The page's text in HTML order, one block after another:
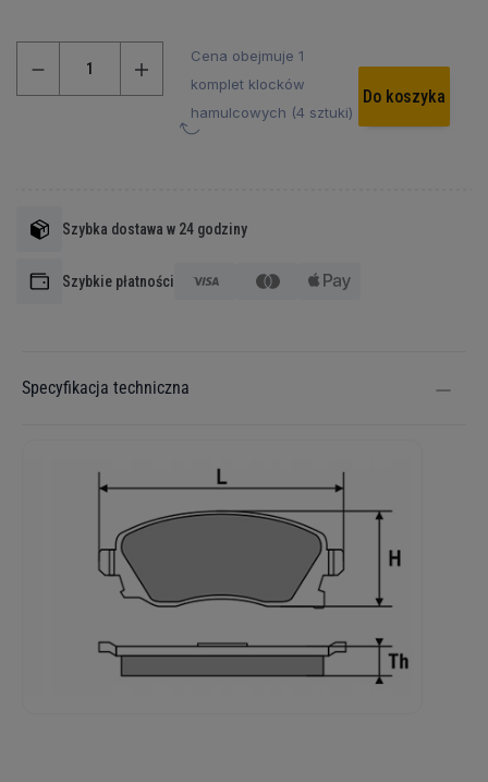
Cena obejmuje 1
komplet klocków
hamulcowych (4 sztuki)
Do koszyka
Szybka dostawa w 24 godziny
Szybkie płatności
Specyfikacja techniczna